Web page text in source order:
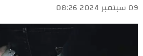
09 سبتمبر 2024 08:26